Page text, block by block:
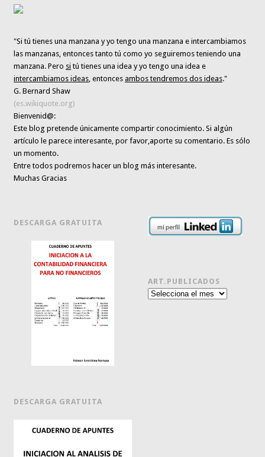
"Si tú tienes una manzana y yo tengo una manzana e intercambiamos
las manzanas, entonces tanto tú como yo seguiremos teniendo una
manzana. Pero si tú tienes una idea y yo tengo una idea e
intercambiamos ideas , entoncesambos tendremos dos ideas."
G. Bernard Shaw
(es.wikiquote.org)
Bienvenid@:
Este blog pretende únicamentecompartir conocimiento. Si algún
artículo le parece interesante,por favor,aporte su comentario. Es sólo
un momento.
Entre todos podremos hacer un blog más interesante.
Muchas Gracias
DESCARGA GRATUITA
DESCARGA GRATUITA
ART.PUBLICADOS
Art.publicados